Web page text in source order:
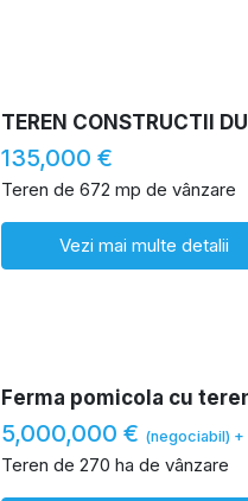
TEREN CONSTRUCTII
135,000 €
Teren de 672 mp de vânzare
Vezi mai multe detalii
Ferma pomicola cu
5,000,000 € (negociabil) +
Teren de 270 ha de vânzare